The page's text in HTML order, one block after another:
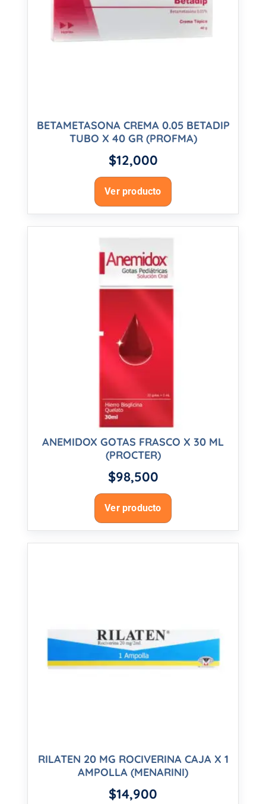
BETAMETASONA CREMA 0.05 BETADIP
TUBO X 40 GR (PROFMA)
$12,000
Ver producto
ANEMIDOX GOTAS FRASCO X 30 ML
(PROCTER)
$98,500
Ver producto
RILATEN 20 MG ROCIVERINA CAJA X 1
AMPOLLA (MENARINI)
$14,900